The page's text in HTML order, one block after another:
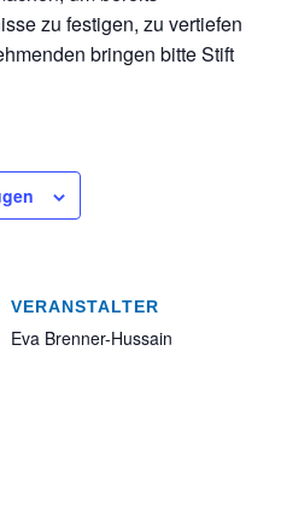
zu festigen, zu vertiefen
bringen bitte Stift
VERANSTALTER
Eva Brenner-Hussain